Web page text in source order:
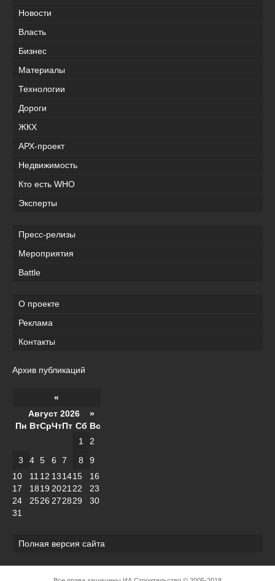
Новости
Власть
Бизнес
Материалы
Технологии
Дороги
ЖКХ
АРХ-проект
Недвижимость
Кто есть WHO
Эксперты
Пресс-релизы
Мероприятия
Battle
О проекте
Реклама
Контакты
Архив публикаций
«
Август 2026 »
Пн ВтСрЧтПт Сб Вс
1
2
3
4 5 6 7 8
9
10
11 12 131415
16
17
1819 2021 22
23
24
2526 272829
30
31
Полная версия сайта